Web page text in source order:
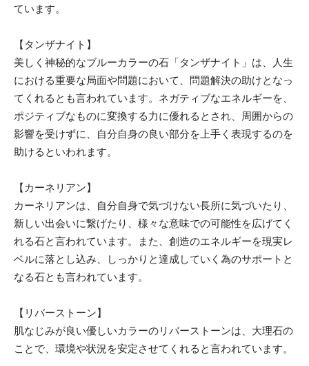
ています。
【タンザナイト】
美しく神秘的なブルーカラーの石「タンザナイト」は、人生
における重要な局面や問題において、問題解決の助けとなっ
てくれるとも言われています。ネガティブなエネルギーを、
ポジティブなものに変換する力に優れるとされ、周囲からの
影響を受けずに、自分自身の良い部分を上手く表現するのを
助けるといわれます。
【カーネリアン】
カーネリアンは、自分自身で気づけない長所に気づいたり、
新しい出会いに繋げたり、様々な意味での可能性を広げてく
れる石と言われています。また、創造のエネルギーを現実レ
ベルに落とし込み、しっかりと達成していく為のサポートと
なる石とも言われています。
【リバーストーン】
肌なじみが良い優しいカラーのリバーストーンは、大理石の
ことで、環境や状況を安定させてくれると言われています。